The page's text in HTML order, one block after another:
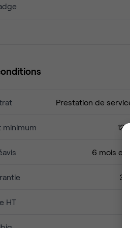
de flexibilité et de bien-être 🏢✨
Prestation de
minimum 12
6 mois et
3
HT